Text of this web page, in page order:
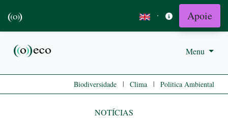
· Apoie
Menu
Biodiversidade | Clima | Politica Ambiental
NOTÍCIAS